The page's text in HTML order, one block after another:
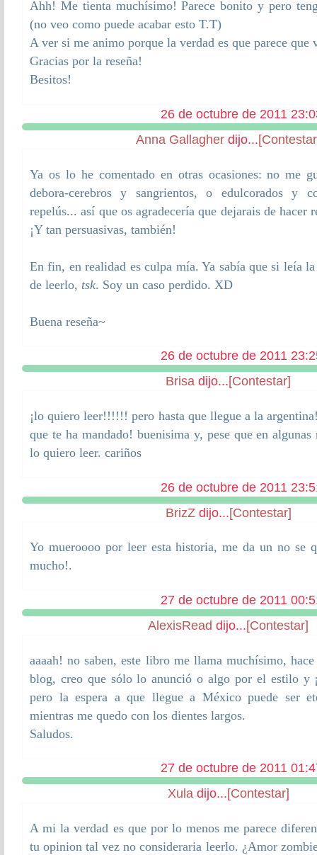
Ahh! Me tienta muchísimo! Parece bonito y pero
(no veo como puede acabar esto T.T)
A ver si me animo porque la verdad es que parece que
Gracias por la reseña!
Besitos!
26 de octubre de 2011
Anna Gallagher dijo...
Ya os lo he comentado en otras ocasiones: no me
debora-cerebros y sangrientos, o edulcorados y
repelús... así que os agradecería que dejarais de hacer
¡Y tan persuasivas, también!
En fin, en realidad es culpa mía. Ya sabía que si leía la
de leerlo, tsk. Soy un caso perdido. XD
Buena reseña~
26 de octubre de 2011
Brisa dijo...[Contestar]
¡lo quiero leer!!!!!! pero hasta que llegue a la
que te ha mandado! buenisima y, pese que en
lo quiero leer. cariños
26 de octubre de 2011
BrizZdijo...[Contestar]
Yo mueroooo por leer esta historia, me da un no se
mucho!.
27 de octubre de 2011
AlexisRead dijo...[Contestar]
aaaah! no saben, este libro me llama muchísimo,
blog, creo que sólo lo anunció o algo por el estilo y
pero la espera a que llegue a México puede ser
mientras me quedo con los dientes largos.
Saludos.
27 de octubre de 2011
Xuladijo...[Contestar]
A mi la verdad es que por lo menos me parece
tu opinion tal vez no consideraria leerlo. ¿Amor